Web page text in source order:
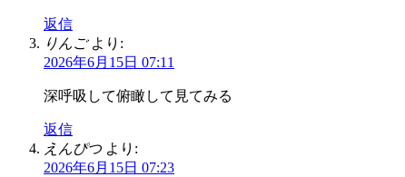
返信
りんご より:
2026年6月15日 07:11
深呼吸して俯瞰して見てみる
返信
えんぴつ より:
2026年6月15日 07:23